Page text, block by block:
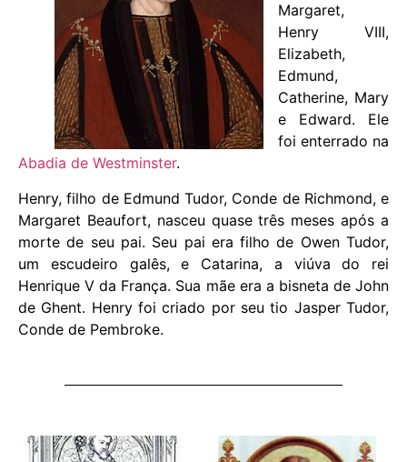
Margaret,
Henry VIII,
Elizabeth,
Edmund,
Catherine, Mary
e Edward. Ele
foi enterrado na
Abadia de Westminster.
Henry, filho de Edmund Tudor, Conde de Richmond, e
Margaret Beaufort, nasceu quase três meses após a
morte de seu pai. Seu pai era filho de Owen Tudor,
um escudeiro galês, e Catarina, a viúva do rei
Henrique V da França. Sua mãe era a bisneta de John
de Ghent. Henry foi criado por seu tio Jasper Tudor,
Conde de Pembroke.